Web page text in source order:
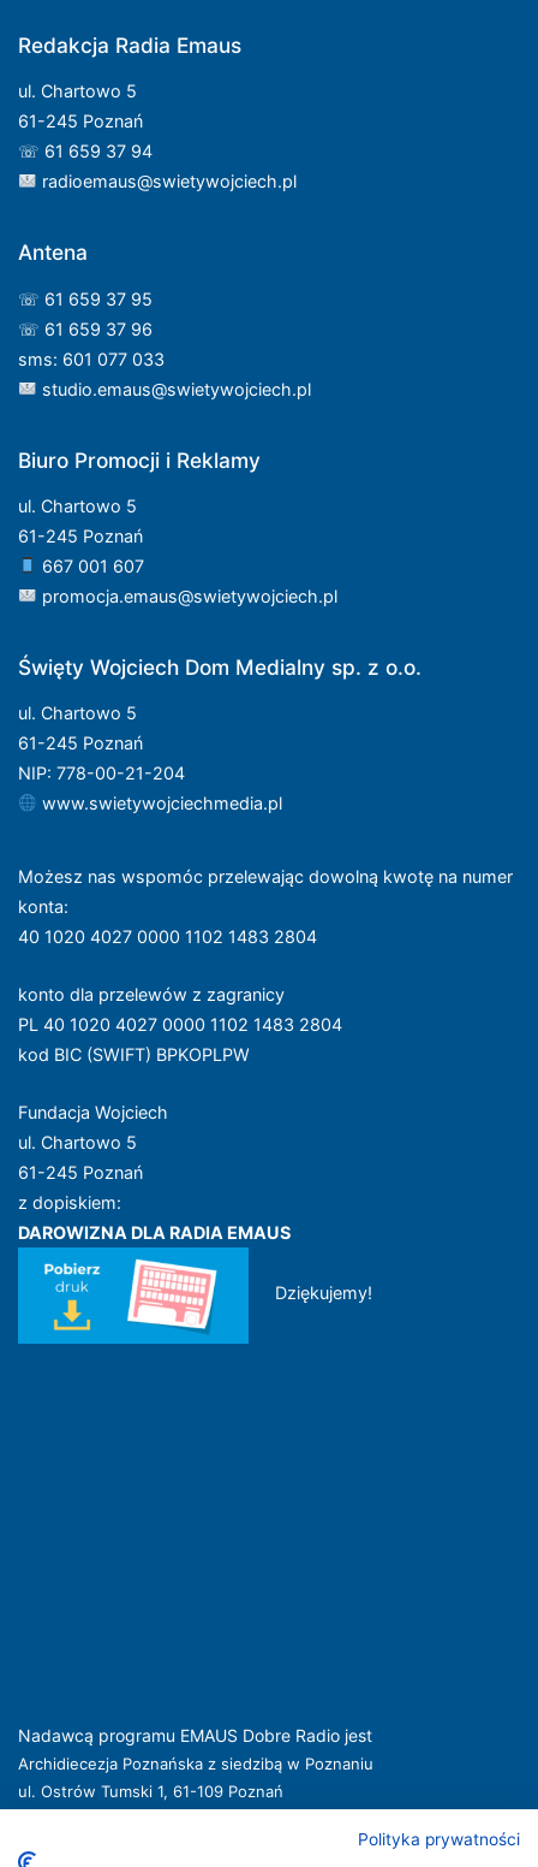
Redakcja Radia Emaus
ul. Chartowo 5
61-245 Poznań
☏ 61 659 37 94
radioemaus@swietywojciech.pl
Antena
☏ 61 659 37 95
☏ 61 659 37 96
sms: 601 077 033
studio.emaus@swietywojciech.pl
Biuro Promocji i Reklamy
ul. Chartowo 5
61-245 Poznań
667 001 607
promocja.emaus@swietywojciech.pl
Święty Wojciech Dom Medialny sp. z o.o.
ul. Chartowo 5
61-245 Poznań
NIP: 778-00-21-204
www.swietywojciechmedia.pl
Możesz nas wspomóc przelewając dowolną kwotę na numer
konta:
40 1020 4027 0000 1102 1483 2804
konto dla przelewów z zagranicy
PL 40 1020 4027 0000 1102 1483 2804
kod BIC (SWIFT) BPKOPLPW
Fundacja Wojciech
ul. Chartowo 5
61-245 Poznań
z dopiskiem:
DAROWIZNA DLA RADIA EMAUS
Dziękujemy!
Nadawcą programu EMAUS Dobre Radio jest
Archidiecezja Poznańska z siedzibą w Poznaniu
ul. Ostrów Tumski 1, 61-109 Poznań
Nadawca oferuje usługi medialne obejmujące rozpowszechnianie programu
Polityka prywatności